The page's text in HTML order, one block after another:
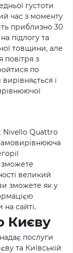
густоти
час з моменту
приблизно 30
підлогу та
товщини, але
повітря з
по
і
Nivello Quattro
великий
зможете як у
сайті.
Києву
послуги
та Київській